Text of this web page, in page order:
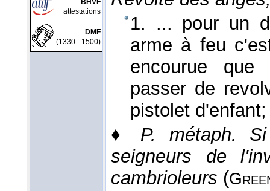
BHVF
attestations
DMF
(1330 - 1500)
1. ... pour un
arme à feu
encourue
passer de
pistolet
♦ P. métaph.
seigneurs de
cambrioleurs (